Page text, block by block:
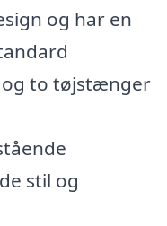
og har en
og to tøjstænger
stil og